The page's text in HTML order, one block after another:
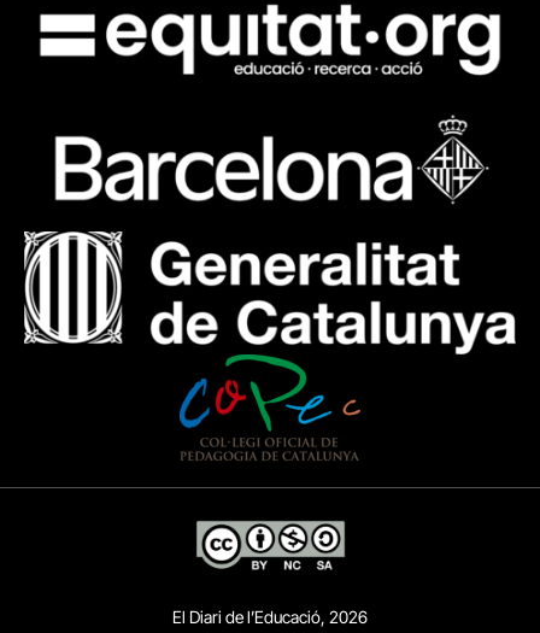
El Diari de l’Educació, 2026